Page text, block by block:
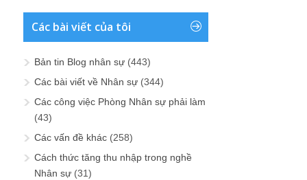
Các bài viết của tôi
Bản tin Blog nhân sự (443)
Các bài viết về Nhân sự (344)
Các công việc Phòng Nhân sự phải làm
(43)
Các vấn đề khác (258)
Cách thức tăng thu nhập trong nghề
Nhân sự (31)